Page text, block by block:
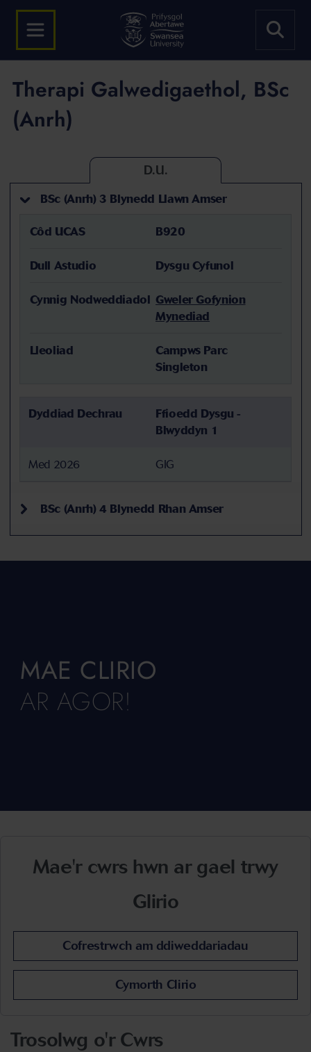
Therapi Galwedigaethol, BSc
(Anrh)
D.U.
BSc (Anrh) 3 Blynedd Llawn Amser
Côd UCAS B920
Dull Astudio Dysgu Cyfunol
Cynnig Nodweddiadol Gweler Gofynion
Mynediad
Lleoliad
Campws Parc
Singleton
Dyddiad Dechrau
Ffioedd Dysgu -
Blwyddyn 1
Med 2026 GIG
BSc (Anrh) 4 Blynedd Rhan Amser
MAE CLIRIO
AR AGOR!
Mae'r cwrs hwn ar gael trwy
Glirio
Cofrestrwch am ddiweddariadau
Cymorth Clirio
Trosolwg o'r Cwrs